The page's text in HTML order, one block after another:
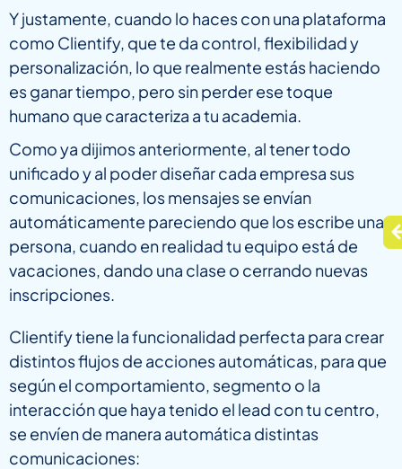
Y justamente, cuando lo haces con una plataforma
como Clientify, que te da control, flexibilidad y
personalización, lo que realmente estás haciendo
es ganar tiempo, pero sin perder ese toque
humano que caracteriza a tu academia.
Como ya dijimos anteriormente, al tener todo
unificado y al poder diseñar cada empresa sus
comunicaciones, los mensajes se envían
automáticamente pareciendo que los escribe una
persona, cuando en realidad tu equipo está de
vacaciones, dando una clase o cerrando nuevas
inscripciones.
Clientify tiene la funcionalidad perfecta para crear
distintos flujos de acciones automáticas, para que
según el comportamiento, segmento o la
interacción que haya tenido el lead con tu centro,
se envíen de manera automática distintas
comunicaciones: